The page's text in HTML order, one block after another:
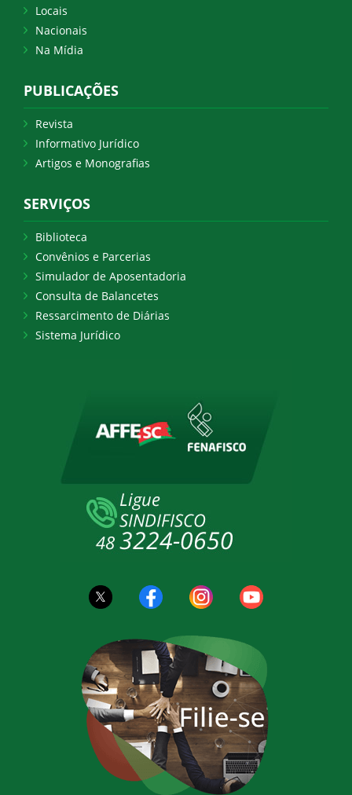
Locais
Nacionais
Na Mídia
PUBLICAÇÕES
Revista
Informativo Jurídico
Artigos e Monografias
SERVIÇOS
Biblioteca
Convênios e Parcerias
Simulador de Aposentadoria
Consulta de Balancetes
Ressarcimento de Diárias
Sistema Jurídico